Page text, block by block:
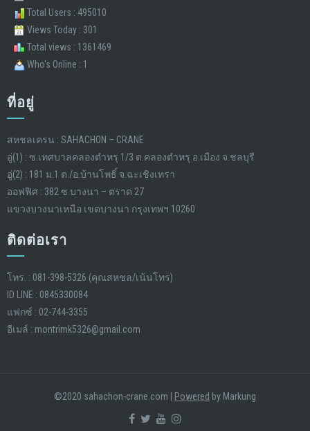
Total Users : 495010
Views Today : 301
Total views : 1361469
Who's Online : 1
ที่อยู่
สหชลเครน : SAHACHON – CRANE
อู่(1) : ซ.เทศบาลคลองตำหรุ 1/3 ต.คลองตำหรุ อ.เมือง จ.ชลบุรี
อู่(2) : 181 ม.1 ต./อ.บ้านโพธิ์ จ.ฉะเชิงเทรา
ออฟฟิศ : 382 ซ.บางนา – ตราด 27
แขวงบางนาเหนือ เขตบางนา กรุงเทพฯ 10260
ติดต่อเรา
โทร. : 081-398-5326 (คุณสหชล/เน้นโทร)
ID LINE : 0845330084
แฟกซ์ : 02-744-3355
อีเมล์ : montrimk5326@gmail.com
©2020 sahachon-crane.com Powered by Markung